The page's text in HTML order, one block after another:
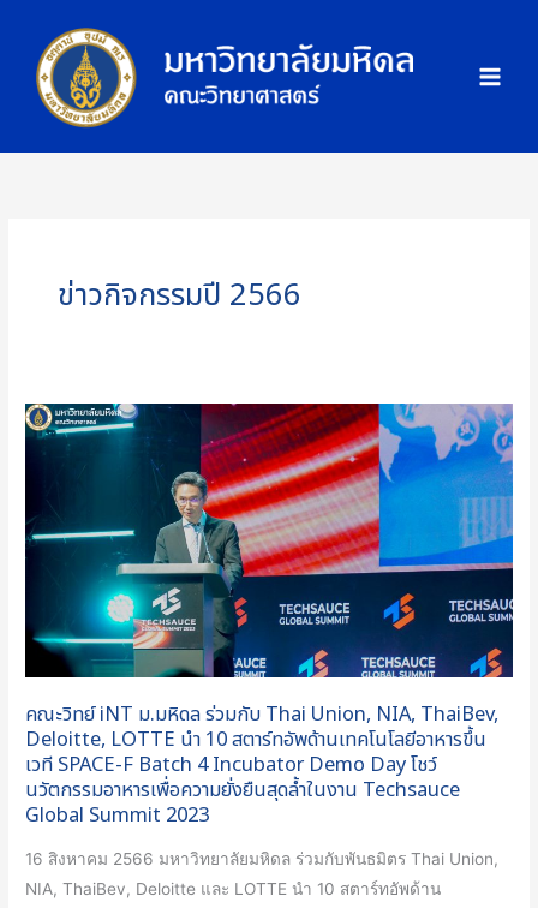
content
ข่าวกิจกรรมปี 2566
คณะวิทย์ iNT ม.มหิดล ร่วมกับ Thai Union, NIA, ThaiBev,
Deloitte, LOTTE นำ 10 สตาร์ทอัพด้านเทคโนโลยีอาหารขึ้น
เวที SPACE-F Batch 4 Incubator Demo Day โชว์
นวัตกรรมอาหารเพื่อความยั่งยืนสุดล้ำในงาน Techsauce
Global Summit 2023
16 สิงหาคม 2566 มหาวิทยาลัยมหิดล ร่วมกับพันธมิตร Thai Union,
NIA, ThaiBev, Deloitte และ LOTTE นำ 10 สตาร์ทอัพด้าน
คณะ
ม.มหิดล
ร่วม
Union,
NIA,
Deloitte,
LOTTE
นำ
10
อัพ
ด้าน